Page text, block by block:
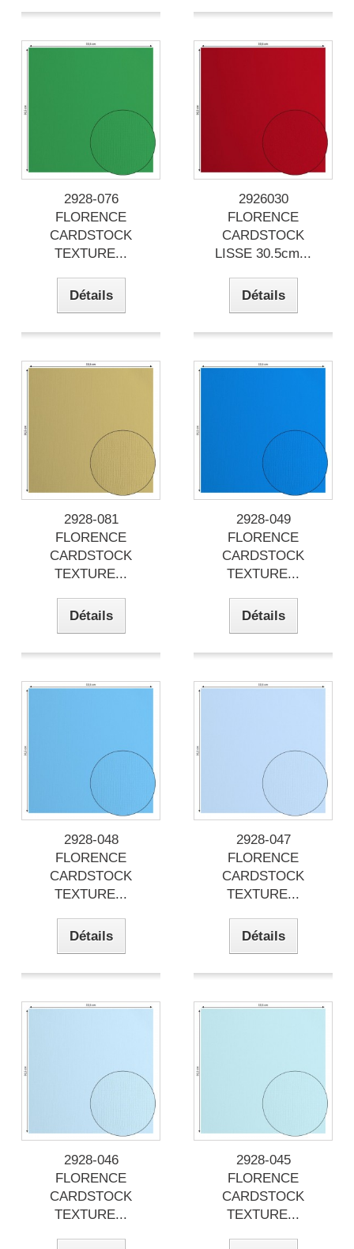
2928-076
FLORENCE
CARDSTOCK
TEXTURE...
Détails
2926030
FLORENCE
CARDSTOCK
LISSE 30.5cm...
Détails
2928-081
FLORENCE
CARDSTOCK
TEXTURE...
Détails
2928-049
FLORENCE
CARDSTOCK
TEXTURE...
Détails
2928-048
FLORENCE
CARDSTOCK
TEXTURE...
Détails
2928-047
FLORENCE
CARDSTOCK
TEXTURE...
Détails
2928-046
FLORENCE
CARDSTOCK
TEXTURE...
2928-045
FLORENCE
CARDSTOCK
TEXTURE...